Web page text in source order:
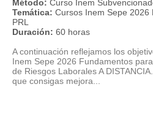
Método: Curso Inem
Temática: Cursos Inem Sepe 2026
PRL
Duración: 60 horas
A continuación reflejamos los
Inem Sepe 2026 Fundamentos
de Riesgos Laborales A
que consigas mejora...